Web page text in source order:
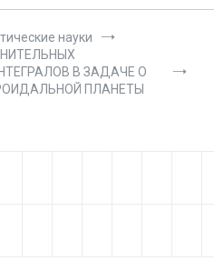
науки
В ЗАДАЧЕ О
ПЛАНЕТЫ